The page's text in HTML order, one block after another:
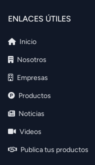
ENLACES ÚTILES
Inicio
Nosotros
Empresas
Productos
Noticias
Videos
Publica tus productos